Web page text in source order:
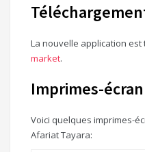
La nouvelle application
market.
Imprimes-écran
Voici quelques imprimes-
Afariat Tayara: